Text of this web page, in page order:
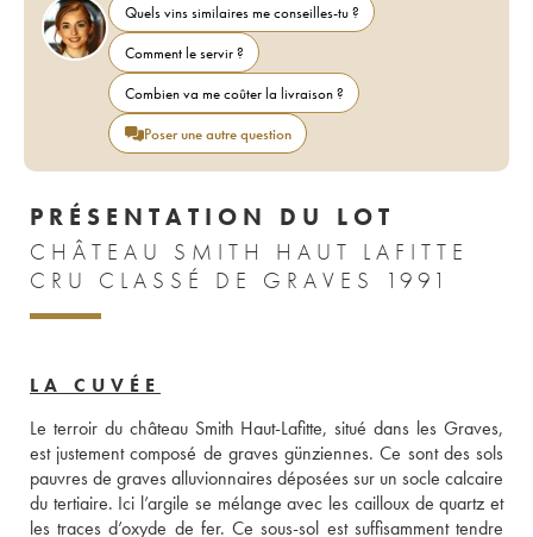
Quels vins similaires me conseilles-tu ?
Comment le servir ?
Combien va me coûter la livraison ?
Poser une autre question
PRÉSENTATION DU LOT
CHÂTEAU SMITH HAUT LAFITTE
CRU CLASSÉ DE GRAVES 1991
LA CUVÉE
Le terroir du château Smith Haut-Lafitte, situé dans les Graves,
est justement composé de graves günziennes. Ce sont des sols
pauvres de graves alluvionnaires déposées sur un socle calcaire
du tertiaire. Ici l’argile se mélange avec les cailloux de quartz et
les traces d’oxyde de fer. Ce sous-sol est suffisamment tendre